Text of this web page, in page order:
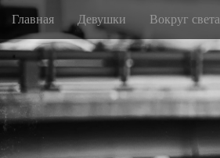
M
i
n
m
e
n
u
S
i
p
t
o
c
o
n
Главная Девушки Вокруг света